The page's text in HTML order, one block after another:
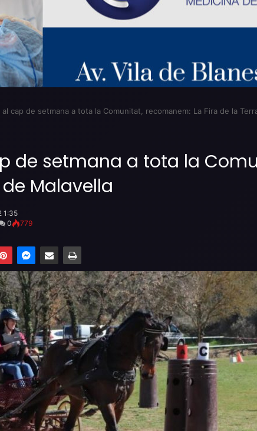
al cap de setmana a tota la Comunitat, recomanem: La Fira de la
de setmana a tota la
Malavella
1:35
0 779
PinterestMessenger
Compartir por email Imprimir